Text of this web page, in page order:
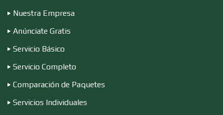
Nuestra Empresa
Anúnciate Gratis
Servicio Básico
Servicio Completo
Comparación de Paquetes
Servicios Individuales